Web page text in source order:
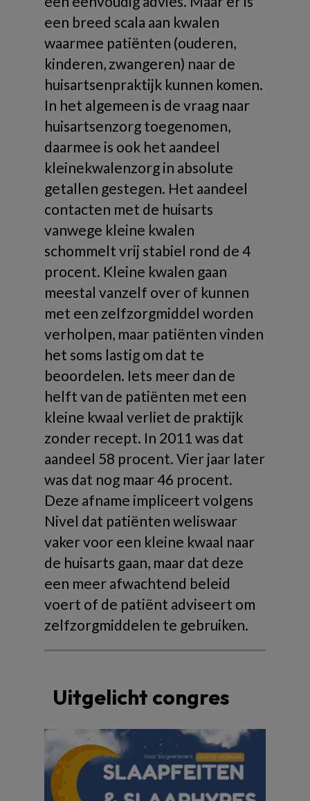
een breed scala aan kwalen
waarmee patiënten (ouderen,
kinderen, zwangeren) naar de
huisartsenpraktijk kunnen komen.
In het algemeen is de vraag naar
huisartsenzorg toegenomen,
daarmee is ook het aandeel
kleinekwalenzorg in absolute
getallen gestegen. Het aandeel
contacten met de huisarts
vanwege kleine kwalen
schommelt vrij stabiel rond de 4
procent. Kleine kwalen gaan
meestal vanzelf over of kunnen
met een zelfzorgmiddel worden
verholpen, maar patiënten vinden
het soms lastig om dat te
beoordelen. Iets meer dan de
helft van de patiënten met een
kleine kwaal verliet de praktijk
zonder recept. In 2011 was dat
aandeel 58 procent. Vier jaar later
was dat nog maar 46 procent.
Deze afname impliceert volgens
Nivel dat patiënten weliswaar
vaker voor een kleine kwaal naar
de huisarts gaan, maar dat deze
een meer afwachtend beleid
voert of de patiënt adviseert om
zelfzorgmiddelen te gebruiken.
Uitgelicht congres